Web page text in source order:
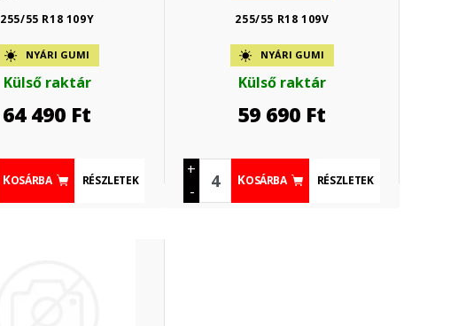
255/55 R18 109Y
NYÁRI GUMI
Külső raktár
64 490 Ft
KOSÁRBA RÉSZLETEK
255/55 R18 109V
NYÁRI GUMI
Külső raktár
59 690 Ft
+
-
KOSÁRBA RÉSZLETEK